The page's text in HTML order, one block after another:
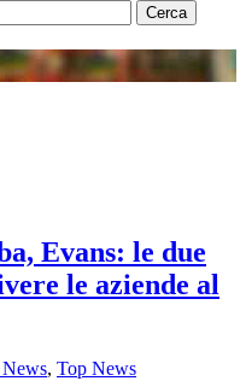
Evans: le due
le aziende al
, Top News